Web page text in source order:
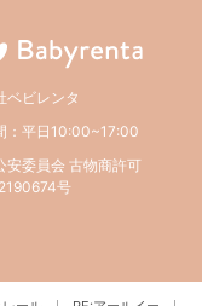
ベビレンタ
：平日10:00~17:00
安委員会 古物商許可
号